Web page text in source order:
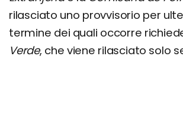
rilasciato uno provvisorio per
termine dei quali occorre
Verde, che viene rilasciato solo